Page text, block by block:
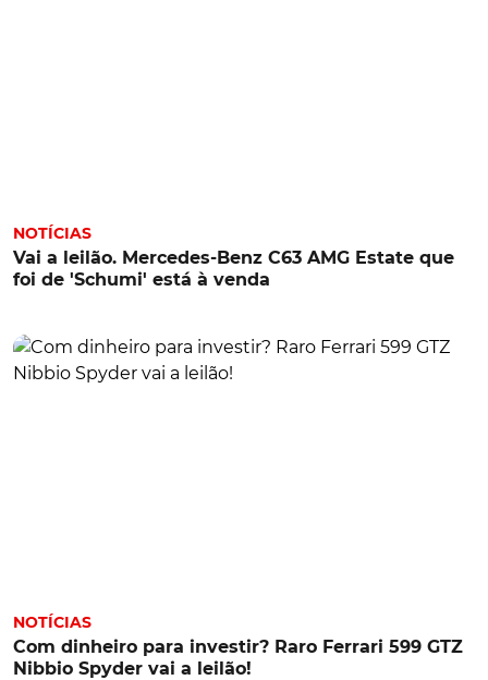
NOTÍCIAS
Vai a leilão. Mercedes-Benz C63 AMG Estate que
foi de 'Schumi' está à venda
NOTÍCIAS
Com dinheiro para investir? Raro Ferrari 599 GTZ
Nibbio Spyder vai a leilão!